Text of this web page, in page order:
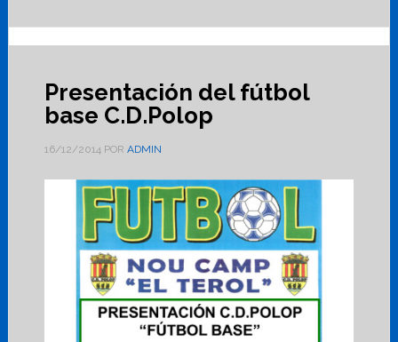
Presentación del fútbol
base C.D.Polop
16/12/2014POR ADMIN